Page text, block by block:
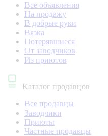
Все объявления
На продажу
В добрые руки
Вязка
Потерявшиеся
От заводчиков
Из приютов
Каталог продавцов
Все продавцы
Заводчики
Приюты
Частные продавцы